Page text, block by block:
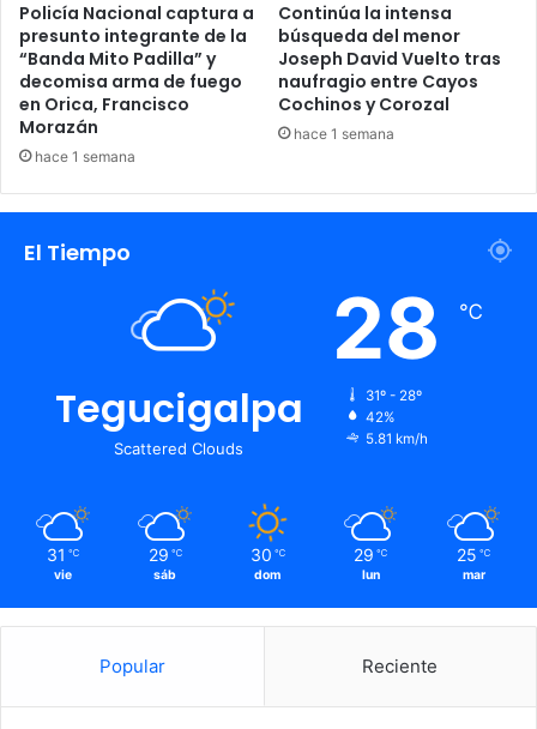
Policía Nacional captura a
presunto integrante de la
“Banda Mito Padilla” y
decomisa arma de fuego
en Orica, Francisco
Morazán
hace 1 semana
Continúa la intensa
búsqueda del menor
Joseph David Vuelto tras
naufragio entre Cayos
Cochinos y Corozal
hace 1 semana
El Tiempo
Tegucigalpa
Scattered Clouds
28 ℃
31º - 28º
42%
5.81 km/h
31 ℃
vie
29 ℃
sáb
30 ℃
dom
29 ℃
lun
25 ℃
mar
Popular Reciente